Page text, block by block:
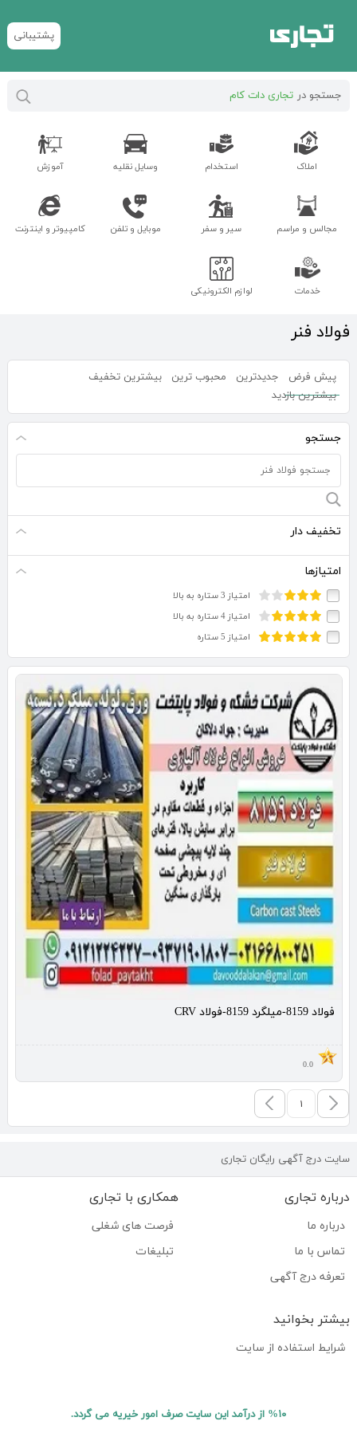
پشتیبانی
جستجو در تجاری دات کام
املاک استخدام وسایل نقلیه آموزش
مجالس و مراسم سیر و سفر موبایل و تلفن کامپیوتر و اینترنت
خدمات لوازم الکترونیکی
فولاد فنر
پیش فرض جدیدترین محبوب ترین
بیشترین تخفیف
بیشترین بازدید
جستجو
تخفیف دار
امتیازها
امتیاز 3 ستاره به بالا
امتیاز 4 ستاره به بالا
امتیاز 5 ستاره
فولاد 8159-میلگرد 8159-فولاد CRV
0.0
۱
سایت درج آگهی رایگان تجاری
درباره تجاری
درباره ما
تماس با ما
تعرفه درج آگهی
همکاری با تجاری
فرصت های شغلی
تبلیغات
بیشتر بخوانید
شرایط استفاده از سایت
%۱۰ از درآمد این سایت صرف امور خیریه می گردد.